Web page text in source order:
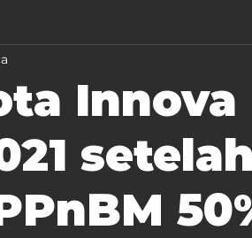
Innova
setelah